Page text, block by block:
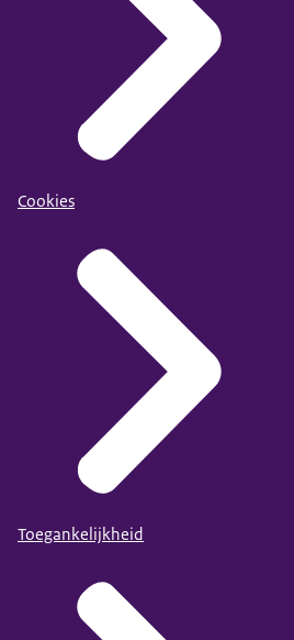
Cookies
Toegankelijkheid